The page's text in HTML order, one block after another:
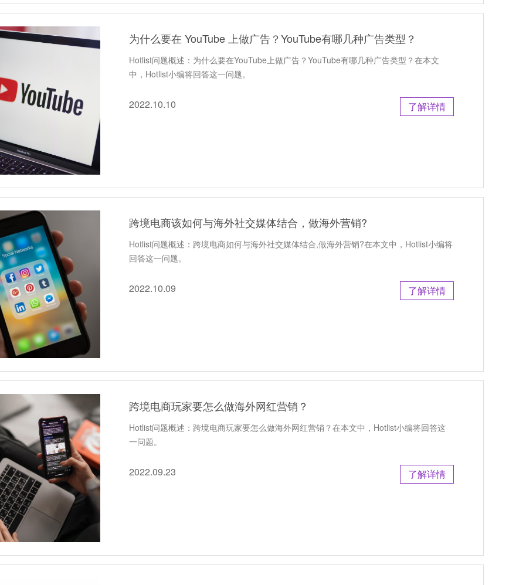
为什么要在 YouTube 上做广告？YouTube有哪几种广告类型？
Hotlist问题概述：为什么要在YouTube上做广告？YouTube有哪几种广告类型？在本文
中，Hotlist小编将回答这一问题。
2022.10.10 了解详情
跨境电商该如何与海外社交媒体结合，做海外营销?
Hotlist问题概述：跨境电商如何与海外社交媒体结合,做海外营销?在本文中，Hotlist小编将
回答这一问题。
2022.10.09 了解详情
跨境电商玩家要怎么做海外网红营销？
Hotlist问题概述：跨境电商玩家要怎么做海外网红营销？在本文中，Hotlist小编将回答这
一问题。
2022.09.23 了解详情